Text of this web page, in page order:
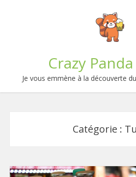
Crazy
Je vous emmène à la découverte
Catégorie :